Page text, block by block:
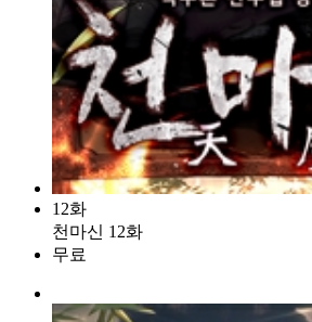
12화
천마신 12화
무료